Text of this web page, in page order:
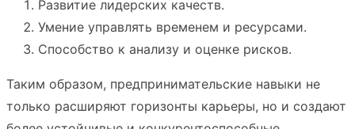
Развитие лидерских качеств.
Умение управлять временем и ресурсами.
Способство к анализу и оценке рисков.
Таким образом, предпринимательские навыки не
только расширяют горизонты карьеры, но и создают